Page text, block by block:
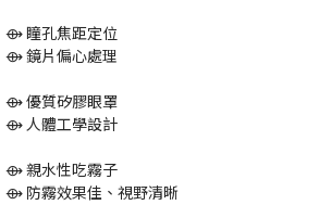
⟴ 瞳孔焦距定位
⟴ 鏡片偏心處理
⟴ 優質矽膠眼罩
⟴ 人體工學設計
⟴ 親水性吃霧子
⟴ 防霧效果佳、視野清晰